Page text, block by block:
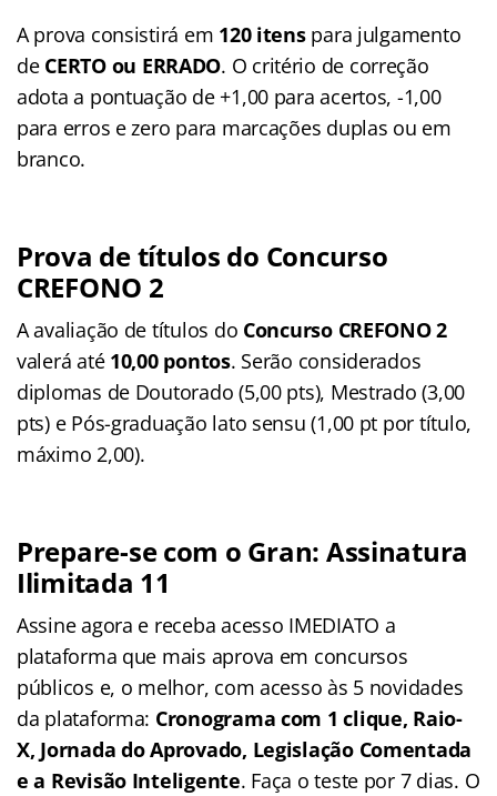
A prova consistirá em 120 itenspara julgamento
de CERTO ou ERRADO. O critério de correção
adota a pontuação de +1,00 para acertos, -1,00
para erros e zero para marcações duplas ou em
branco.
Prova de títulos do Concurso
CREFONO 2
A avaliação de títulos do Concurso CREFONO 2
valerá até 10,00 pontos. Serão considerados
diplomas de Doutorado (5,00 pts), Mestrado (3,00
pts) e Pós-graduação lato sensu (1,00 pt por título,
máximo 2,00).
Prepare-se com o Gran: Assinatura
Ilimitada 11
Assine agora e receba acesso IMEDIATO a
plataforma que mais aprova em concursos
públicos e, o melhor, com acesso às 5 novidades
da plataforma: Cronograma com 1 clique, Raio-
X, Jornada do Aprovado, Legislação Comentada
e a Revisão Inteligente. Faça o teste por 7 dias. O